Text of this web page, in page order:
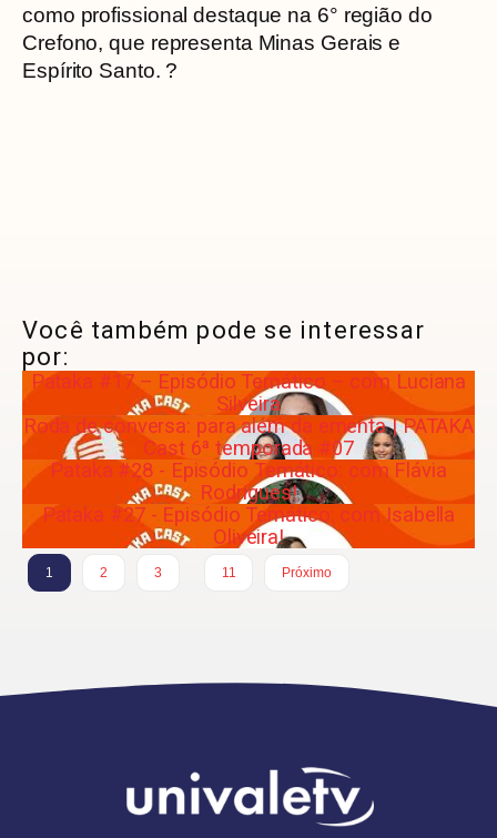
como profissional destaque na 6° região do
Crefono, que representa Minas Gerais e
Espírito Santo. ?
Você também pode se interessar
por:
Pataka #17 – Episódio Temático – com Luciana
Silveira
Roda de conversa: para além da ementa | PATAKA
Cast 6ª temporada #07
Pataka #28 - Episódio Temático: com Flávia
Rodrigues!
Pataka #27 - Episódio Temático: com Isabella
Oliveira!
1 2 3
11
Próximo